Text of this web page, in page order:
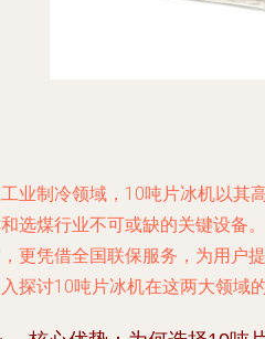
业制冷领域，10吨片冰机以其
选煤行业不可或缺的关键设备
更凭借全国联保服务，为用户
探讨10吨片冰机在这两大领域